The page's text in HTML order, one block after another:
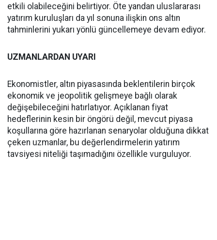
etkili olabileceğini belirtiyor. Öte yandan uluslararası
yatırım kuruluşları da yıl sonuna ilişkin ons altın
tahminlerini yukarı yönlü güncellemeye devam ediyor.
UZMANLARDAN UYARI
Ekonomistler, altın piyasasında beklentilerin birçok
ekonomik ve jeopolitik gelişmeye bağlı olarak
değişebileceğini hatırlatıyor. Açıklanan fiyat
hedeflerinin kesin bir öngörü değil, mevcut piyasa
koşullarına göre hazırlanan senaryolar olduğuna dikkat
çeken uzmanlar, bu değerlendirmelerin yatırım
tavsiyesi niteliği taşımadığını özellikle vurguluyor.